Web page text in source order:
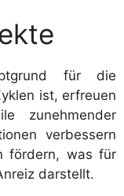
für die
ist, erfreuen
zunehmender
verbessern
fördern, was für
darstellt.